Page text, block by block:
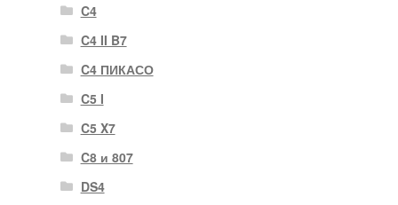
C4
C4 II B7
C4 ПИКАСО
C5 I
C5 X7
C8 и 807
DS4